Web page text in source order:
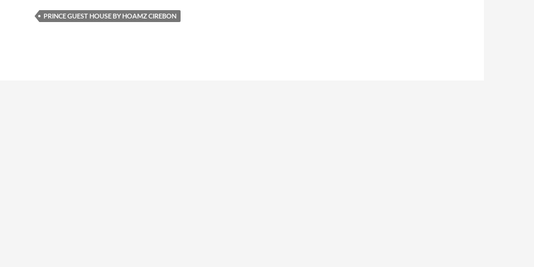
PRINCE GUEST HOUSE BY HOAMZ CIREBON